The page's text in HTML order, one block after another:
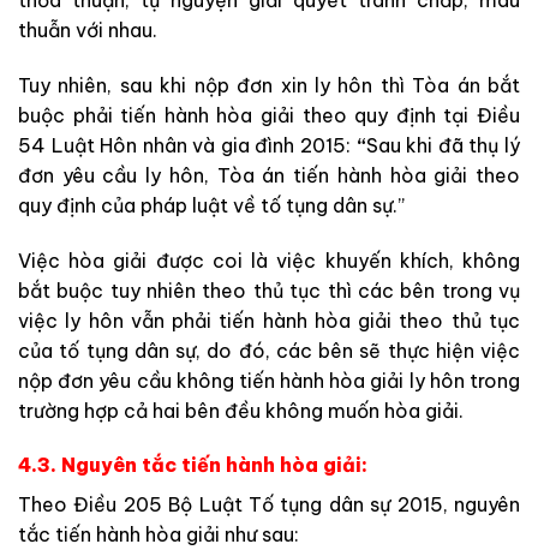
thuẫn với nhau.
Tuy nhiên, sau khi nộp đơn xin ly hôn thì Tòa án bắt
buộc phải tiến hành hòa giải theo quy định tại Điều
54 Luật Hôn nhân và gia đình 2015: “Sau khi đã thụ lý
đơn yêu cầu ly hôn, Tòa án tiến hành hòa giải theo
quy định của pháp luật về tố tụng dân sự.”
Việc hòa giải được coi là việc khuyến khích, không
bắt buộc tuy nhiên theo thủ tục thì các bên trong vụ
việc ly hôn vẫn phải tiến hành hòa giải theo thủ tục
của tố tụng dân sự, do đó, các bên sẽ thực hiện việc
nộp đơn yêu cầu không tiến hành hòa giải ly hôn trong
trường hợp cả hai bên đều không muốn hòa giải.
4.3. Nguyên tắc tiến hành hòa giải:
Theo Điều 205 Bộ Luật Tố tụng dân sự 2015, nguyên
tắc tiến hành hòa giải như sau: